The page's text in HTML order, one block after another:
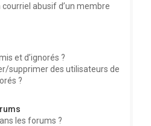
courriel abusif d’un membre
et d’ignorés ?
supprimer des utilisateurs de
?
les forums ?